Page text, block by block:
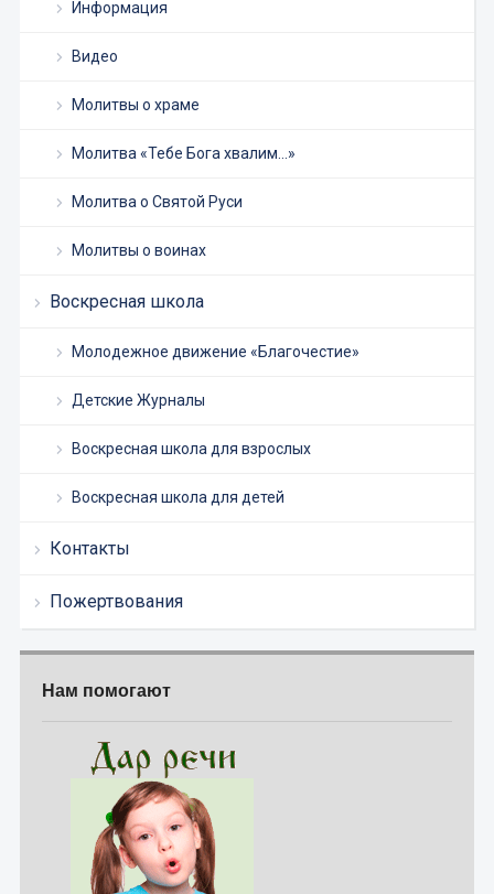
Информация
Видео
Молитвы о храме
Молитва «Тебе Бога хвалим…»
Молитва о Святой Руси
Молитвы о воинах
Воскресная школа
Молодежное движение «Благочестие»
Детские Журналы
Воскресная школа для взрослых
Воскресная школа для детей
Контакты
Пожертвования
Нам помогают